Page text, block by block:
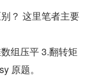
？ 这里笔者主要
组压平 3.翻转矩
原题。